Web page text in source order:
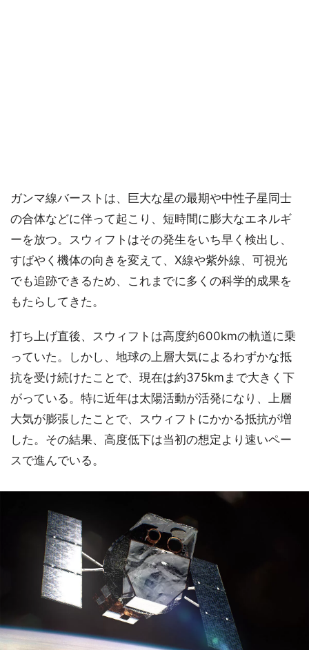
ガンマ線バーストは、巨大な星の最期や中性子星同士
の合体などに伴って起こり、短時間に膨大なエネルギ
ーを放つ。スウィフトはその発生をいち早く検出し、
すばやく機体の向きを変えて、X線や紫外線、可視光
でも追跡できるため、これまでに多くの科学的成果を
もたらしてきた。
打ち上げ直後、スウィフトは高度約600kmの軌道に乗
っていた。しかし、地球の上層大気によるわずかな抵
抗を受け続けたことで、現在は約375kmまで大きく下
がっている。特に近年は太陽活動が活発になり、上層
大気が膨張したことで、スウィフトにかかる抵抗が増
した。その結果、高度低下は当初の想定より速いペー
スで進んでいる。